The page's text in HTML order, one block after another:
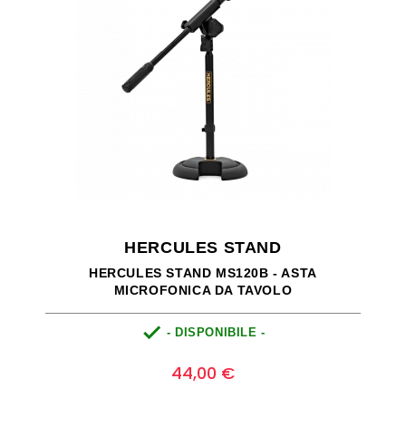
HERCULES STAND
HERCULES STAND MS120B - ASTA
MICROFONICA DA TAVOLO
 - DISPONIBILE -
44,00 €